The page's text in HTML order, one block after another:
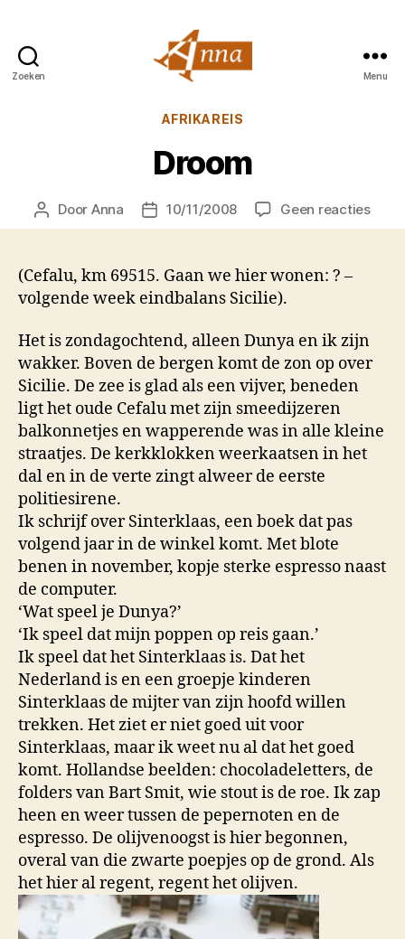
Zoeken
van
Menu
Categorieën
AFRIKAREIS
Droom
Berichtauteur
Door Anna Berichtdatum
10/11/2008 Geen reactiesop
(Cefalu, km 69515. Gaan we hier wonen: ? –
volgende week eindbalans Sicilie).
Het is zondagochtend, alleen Dunya en ik zijn
wakker. Boven de bergen komt de zon op over
Sicilie. De zee is glad als een vijver, beneden
ligt het oude Cefalu met zijn smeedijzeren
balkonnetjes en wapperende was in alle kleine
straatjes. De kerkklokken weerkaatsen in het
dal en in de verte zingt alweer de eerste
politiesirene.
Ik schrijf over Sinterklaas, een boek dat pas
volgend jaar in de winkel komt. Met blote
benen in november, kopje sterke espresso naast
de computer.
‘Wat speel je Dunya?’
‘Ik speel dat mijn poppen op reis gaan.’
Ik speel dat het Sinterklaas is. Dat het
Nederland is en een groepje kinderen
Sinterklaas de mijter van zijn hoofd willen
trekken. Het ziet er niet goed uit voor
Sinterklaas, maar ik weet nu al dat het goed
komt. Hollandse beelden: chocoladeletters, de
folders van Bart Smit, wie stout is de roe. Ik zap
heen en weer tussen de pepernoten en de
espresso. De olijvenoogst is hier begonnen,
overal van die zwarte poepjes op de grond. Als
het hier al regent, regent het olijven.